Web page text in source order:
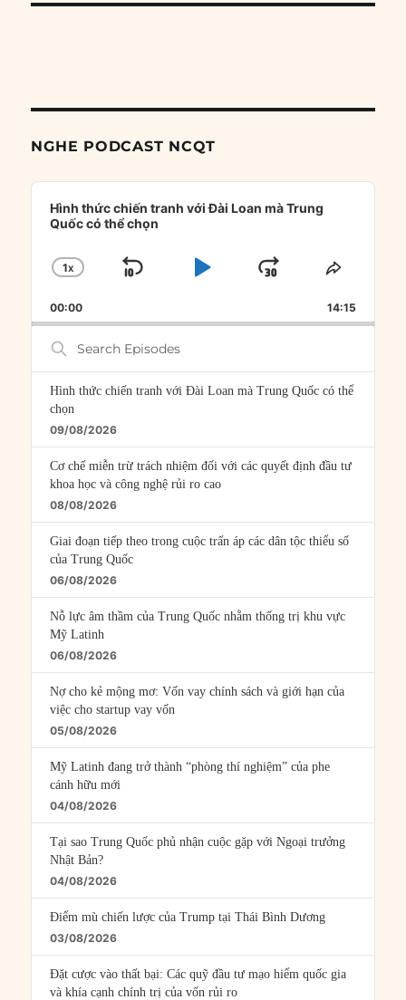
NGHE PODCAST NCQT
Audio
Player
Hình thức chiến tranh với Đài Loan mà Trung
Quốc có thể chọn
CHANGE
RATE
1X
SKIP
PLAYJUMP
FORWARD
SHARE
00:00 14:15
Search
Episodes
Hình thức chiến tranh với Đài Loan mà Trung Quốc có thể
chọn
09/08/2026
Cơ chế miễn trừ trách nhiệm đối với các quyết định đầu tư
khoa học và công nghệ rủi ro cao
08/08/2026
Giai đoạn tiếp theo trong cuộc trấn áp các dân tộc thiểu số
của Trung Quốc
06/08/2026
Nỗ lực âm thầm của Trung Quốc nhằm thống trị khu vực
Mỹ Latinh
06/08/2026
Nợ cho kẻ mộng mơ: Vốn vay chính sách và giới hạn của
việc cho startup vay vốn
05/08/2026
Mỹ Latinh đang trở thành “phòng thí nghiệm” của phe
cánh hữu mới
04/08/2026
Tại sao Trung Quốc phủ nhận cuộc gặp với Ngoại trưởng
Nhật Bản?
04/08/2026
Điểm mù chiến lược của Trump tại Thái Bình Dương
03/08/2026
Đặt cược vào thất bại: Các quỹ đầu tư mạo hiểm quốc gia
và khía cạnh chính trị của vốn rủi ro